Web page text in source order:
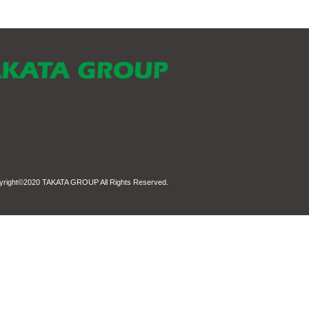
TAKATA GROUPAll Rights Reserved.